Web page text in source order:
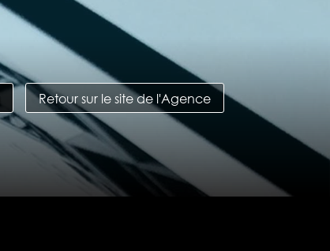
Retour sur le site de l'Agence